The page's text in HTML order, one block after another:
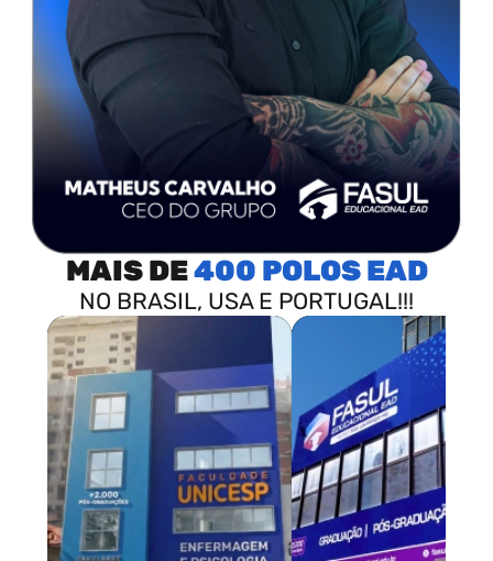
MAIS DE400 POLOS
NO BRASIL, USA E PORTUGAL!!!